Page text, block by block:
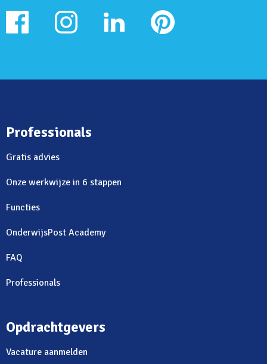
Professionals
Gratis advies
Onze werkwijze in 6 stappen
Functies
OnderwijsPost Academy
FAQ
Professionals
Opdrachtgevers
Vacature aanmelden